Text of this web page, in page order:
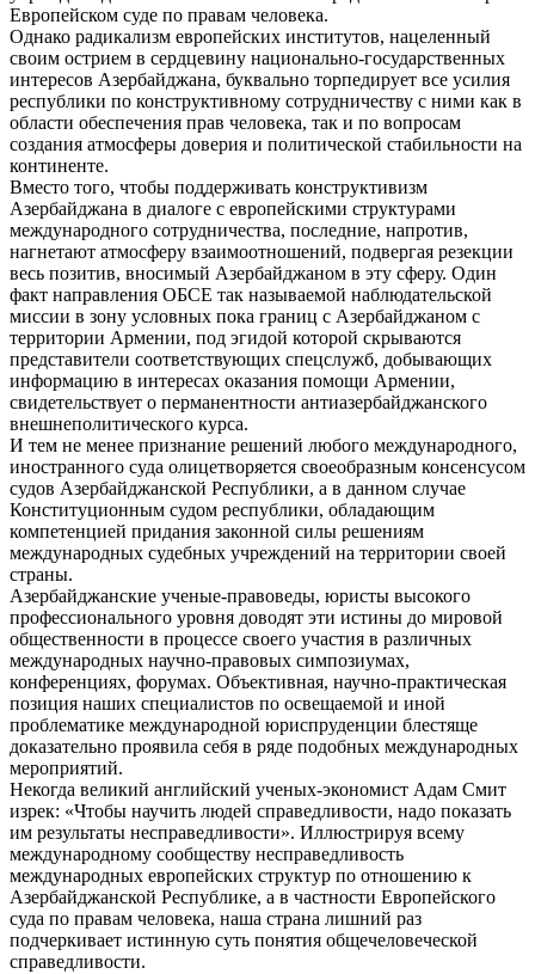
Европейском суде по правам человека.
Однако радикализм европейских институтов, нацеленный
своим острием в сердцевину национально-государственных
интересов Азербайджана, буквально торпедирует все усилия
республики по конструктивному сотрудничеству с ними как в
области обеспечения прав человека, так и по вопросам
создания атмосферы доверия и политической стабильности на
континенте.
Вместо того, чтобы поддерживать конструктивизм
Азербайджана в диалоге с европейскими структурами
международного сотрудничества, последние, напротив,
нагнетают атмосферу взаимоотношений, подвергая резекции
весь позитив, вносимый Азербайджаном в эту сферу. Один
факт направления ОБСЕ так называемой наблюдательской
миссии в зону условных пока границ с Азербайджаном с
территории Армении, под эгидой которой скрываются
представители соответствующих спецслужб, добывающих
информацию в интересах оказания помощи Армении,
свидетельствует о перманентности антиазербайджанского
внешнеполитического курса.
И тем не менее признание решений любого международного,
иностранного суда олицетворяется своеобразным консенсусом
судов Азербайджанской Республики, а в данном случае
Конституционным судом республики, обладающим
компетенцией придания законной силы решениям
международных судебных учреждений на территории своей
страны.
Азербайджанские ученые-правоведы, юристы высокого
профессионального уровня доводят эти истины до мировой
общественности в процессе своего участия в различных
международных научно-правовых симпозиумах,
конференциях, форумах. Объективная, научно-практическая
позиция наших специалистов по освещаемой и иной
проблематике международной юриспруденции блестяще
доказательно проявила себя в ряде подобных международных
мероприятий.
Некогда великий английский ученых-экономист Адам Смит
изрек: «Чтобы научить людей справедливости, надо показать
им результаты несправедливости». Иллюстрируя всему
международному сообществу несправедливость
международных европейских структур по отношению к
Азербайджанской Республике, а в частности Европейского
суда по правам человека, наша страна лишний раз
подчеркивает истинную суть понятия общечеловеческой
справедливости.